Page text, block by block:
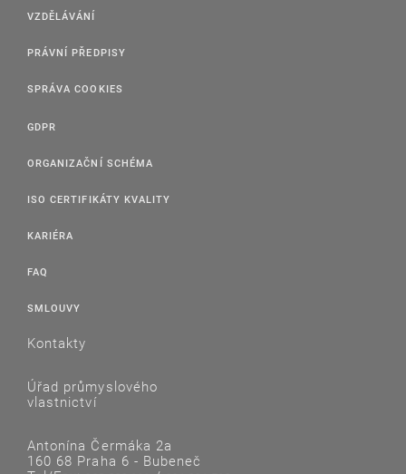
VZDĚLÁVÁNÍ
PRÁVNÍ PŘEDPISY
SPRÁVA COOKIES
GDPR
ORGANIZAČNÍ SCHÉMA
ISO CERTIFIKÁTY KVALITY
KARIÉRA
FAQ
SMLOUVY
Kontakty
Úřad průmyslového
vlastnictví
Antonína Čermáka 2a
160 68 Praha 6 - Bubeneč